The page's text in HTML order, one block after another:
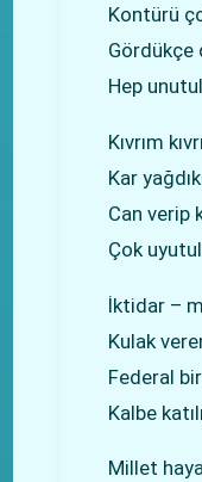
Kontürü
Gördükçe
Hep
Kıvrım
Kar
Can verip
Çok
İktidar –
Kulak
Federal
Kalbe
Millet